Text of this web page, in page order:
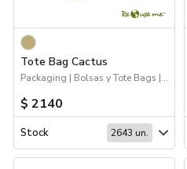
Tote Bag Cactus
Packaging | Bolsas y Tote Bags | Sustentables
$ 2140
Stock 2643 un.